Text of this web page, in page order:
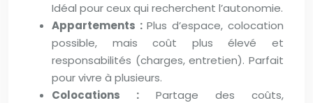
Idéal pour ceux qui recherchent l’autonomie.
Appartements : Plus d’espace, colocation
possible, mais coût plus élevé et
responsabilités (charges, entretien). Parfait
pour vivre à plusieurs.
Colocations : Partage des coûts,